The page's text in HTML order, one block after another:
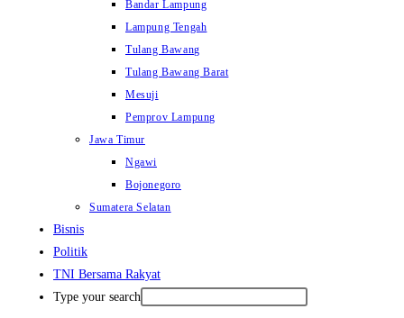
Bandar Lampung
Lampung Tengah
Tulang Bawang
Tulang Bawang Barat
Mesuji
Pemprov Lampung
Jawa Timur
Ngawi
Bojonegoro
Sumatera Selatan
Bisnis
Politik
TNI Bersama Rakyat
Type your search